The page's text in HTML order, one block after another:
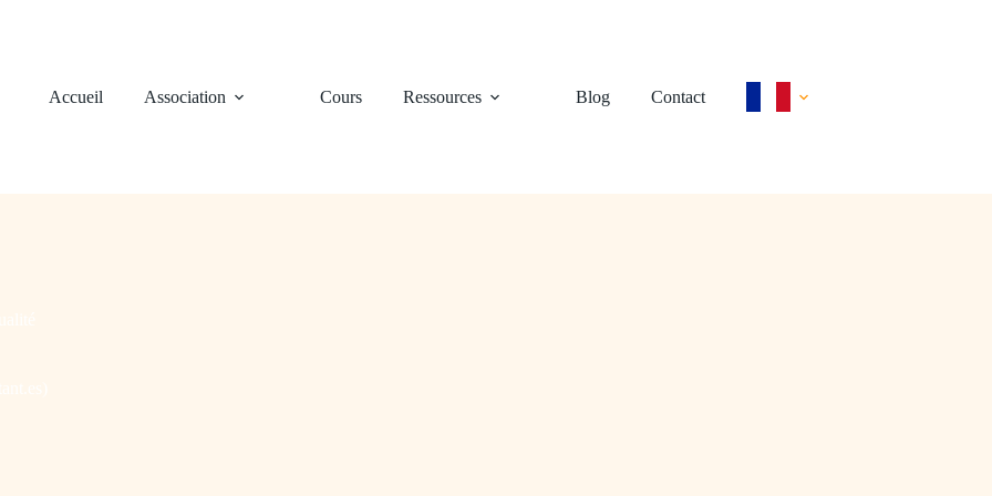
Accueil Association Cours Ressources Blog Contact